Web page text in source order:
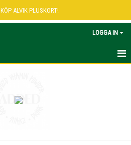
KÖP ALVIK PLUSKORT!
LOGGA IN